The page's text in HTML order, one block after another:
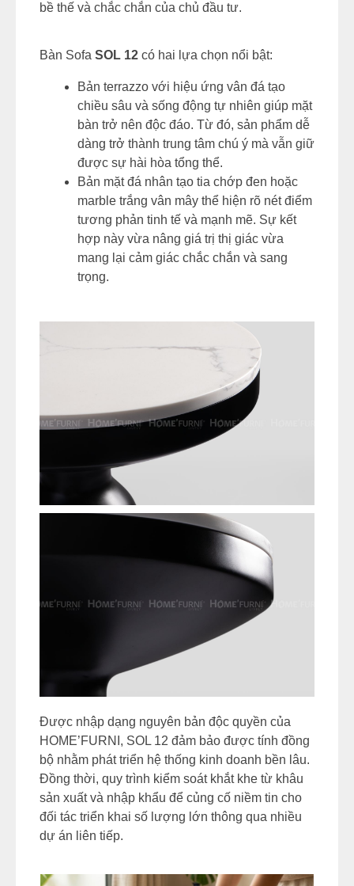
bề thế và chắc chắn của chủ đầu tư.
Bàn Sofa SOL 12 có hai lựa chọn nổi bật:
Bản terrazzo với hiệu ứng vân đá tạo
chiều sâu và sống động tự nhiên giúp mặt
bàn trở nên độc đáo. Từ đó, sản phẩm dễ
dàng trở thành trung tâm chú ý mà vẫn giữ
được sự hài hòa tổng thể.
Bản mặt đá nhân tạo tia chớp đen hoặc
marble trắng vân mây thể hiện rõ nét điểm
tương phản tinh tế và mạnh mẽ. Sự kết
hợp này vừa nâng giá trị thị giác vừa
mang lại cảm giác chắc chắn và sang
trọng.
Được nhập dạng nguyên bản độc quyền của
HOME’FURNI, SOL 12 đảm bảo được tính đồng
bộ nhằm phát triển hệ thống kinh doanh bền lâu.
Đồng thời, quy trình kiểm soát khắt khe từ khâu
sản xuất và nhập khẩu để củng cố niềm tin cho
đối tác triển khai số lượng lớn thông qua nhiều
dự án liên tiếp.